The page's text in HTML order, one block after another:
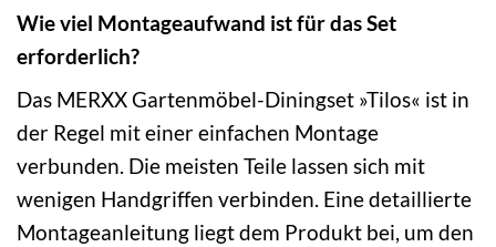
Wie viel Montageaufwand ist für das Set
erforderlich?
Das MERXX Gartenmöbel-Diningset »Tilos« ist in
der Regel mit einer einfachen Montage
verbunden. Die meisten Teile lassen sich mit
wenigen Handgriffen verbinden. Eine detaillierte
Montageanleitung liegt dem Produkt bei, um den